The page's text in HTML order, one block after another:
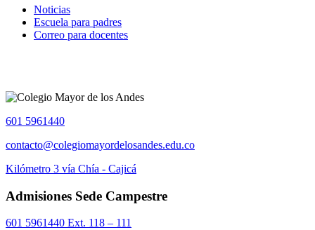
Noticias
Escuela para padres
Correo para docentes
601 5961440
contacto@colegiomayordelosandes.edu.co
Kilómetro 3 vía Chía - Cajicá
Admisiones Sede Campestre
601 5961440 Ext. 118 – 111